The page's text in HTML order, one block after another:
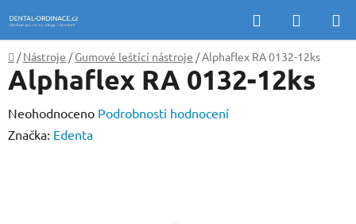
na
obsah
Hledat
KOŠÍK
Domů
/ Nástroje / Gumové leštící nástroje /Alphaflex RA 0132-12ks
Alphaflex RA 0132-12ks
Průměrné
hodnocení
Neohodnoceno Podrobnosti hodnocení
Značka: Edenta